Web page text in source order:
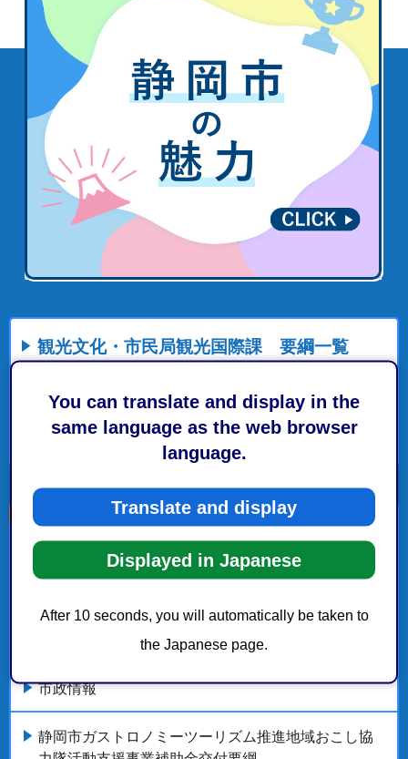
You can translate and display in the
same language as the web browser
language.
Translate and display
Displayed in Japanese
After 10 seconds, you will automatically be taken to
the Japanese page.
観光文化・市民局観光国際課 要綱一覧
補助金等交付
こちらの記事も読まれています。
市政情報
静岡市ガストロノミーツーリズム推進地域おこし協